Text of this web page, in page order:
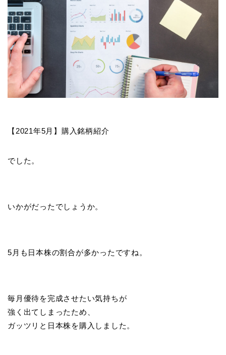
【2021年5月】購入銘柄紹介
でした。
いかがだったでしょうか。
5月も日本株の割合が多かったですね。
毎月優待を完成させたい気持ちが
強く出てしまったため、
ガッツリと日本株を購入しました。